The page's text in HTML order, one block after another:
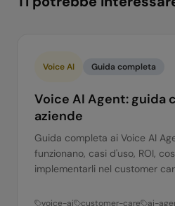
Voice AI Guida completa
Voice AI Agent: guida
aziende
Guida completa ai Voice AI
funzionano, casi d'uso, ROI,
implementarli nel customer
voice-ai customer-care ai-